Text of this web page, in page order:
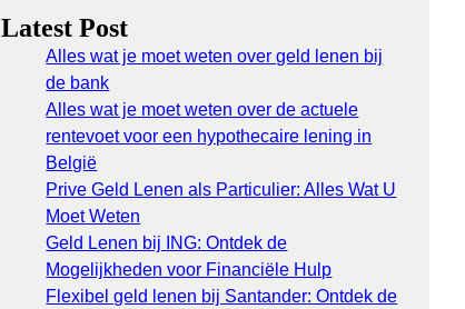
Latest Post
Alles wat je moet weten over geld lenen bij
de bank
Alles wat je moet weten over de actuele
rentevoet voor een hypothecaire lening in
België
Prive Geld Lenen als Particulier: Alles Wat U
Moet Weten
Geld Lenen bij ING: Ontdek de
Mogelijkheden voor Financiële Hulp
Flexibel geld lenen bij Santander: Ontdek de